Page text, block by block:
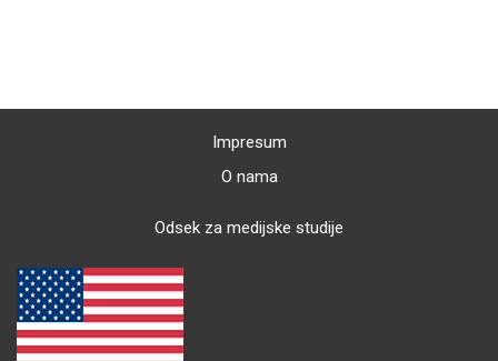
Impresum
O nama
Odsek za medijske studije